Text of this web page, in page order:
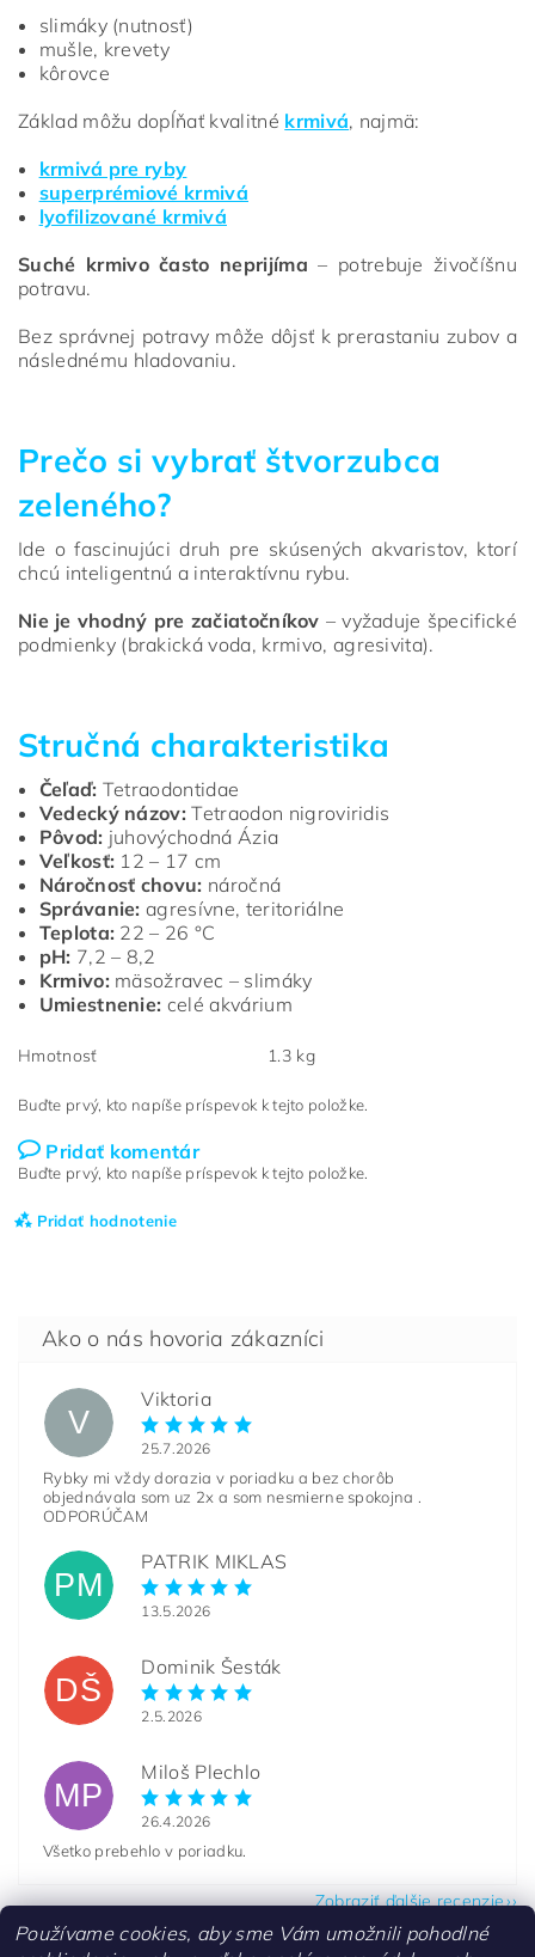
slimáky (nutnosť)
mušle, krevety
kôrovce
Základ môžu dopĺňať kvalitné krmivá, najmä:
krmivá pre ryby
superprémiové krmivá
lyofilizované krmivá
Suché krmivo často neprijíma – potrebuje živočíšnu
potravu.
Bez správnej potravy môže dôjsť k prerastaniu zubov a
následnému hladovaniu.
Prečo si vybrať štvorzubca
zeleného?
Ide o fascinujúci druh pre skúsených akvaristov, ktorí
chcú inteligentnú a interaktívnu rybu.
Nie je vhodný pre začiatočníkov – vyžaduje špecifické
podmienky (brakická voda, krmivo, agresivita).
Stručná charakteristika
Čeľaď: Tetraodontidae
Vedecký názov: Tetraodon nigroviridis
Pôvod: juhovýchodná Ázia
Veľkosť: 12 – 17 cm
Náročnosť chovu: náročná
Správanie: agresívne, teritoriálne
Teplota: 22 – 26 °C
pH: 7,2 – 8,2
Krmivo: mäsožravec – slimáky
Umiestnenie: celé akvárium
Hmotnosť 1.3 kg
Buďte prvý, kto napíše príspevok k tejto položke.
Pridať komentár
Buďte prvý, kto napíše príspevok k tejto položke.
Pridať hodnotenie
V
Viktoria
25.7.2026
Rybky mi vždy dorazia v poriadku a bez chorôb
objednávala som uz 2x a som nesmierne spokojna .
ODPORÚČAM
PM
PATRIK MIKLAS
13.5.2026
DŠ
Dominik Šesták
2.5.2026
MP
Miloš Plechlo
26.4.2026
Všetko prebehlo v poriadku.
Zobraziť ďalšie recenzie
Používame cookies, aby sme Vám umožnili pohodlné